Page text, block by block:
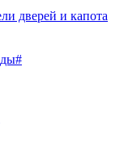
дверей и капота